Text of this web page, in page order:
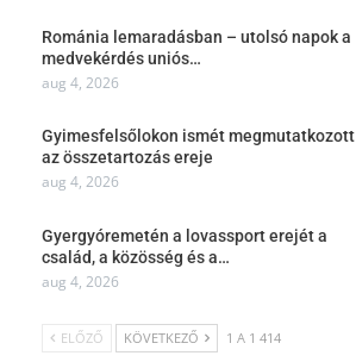
Románia lemaradásban – utolsó napok a
medvekérdés uniós…
aug 4, 2026
Gyimesfelsőlokon ismét megmutatkozott
az összetartozás ereje
aug 4, 2026
Gyergyóremetén a lovassport erejét a
család, a közösség és a…
aug 4, 2026
ELŐZŐ KÖVETKEZŐ 1 A 1 414